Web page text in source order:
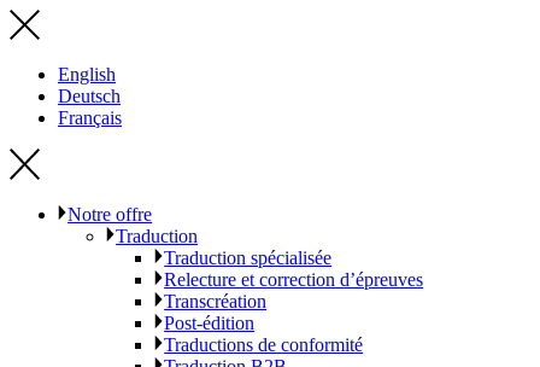
English
Deutsch
Français
Notre offre
Traduction
Traduction spécialisée
Relecture et correction d’épreuves
Transcréation
Post-édition
Traductions de conformité